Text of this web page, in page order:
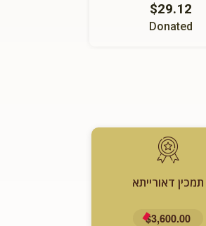
$29.12
Donated
תמכין דאורייתא
$3,600.00